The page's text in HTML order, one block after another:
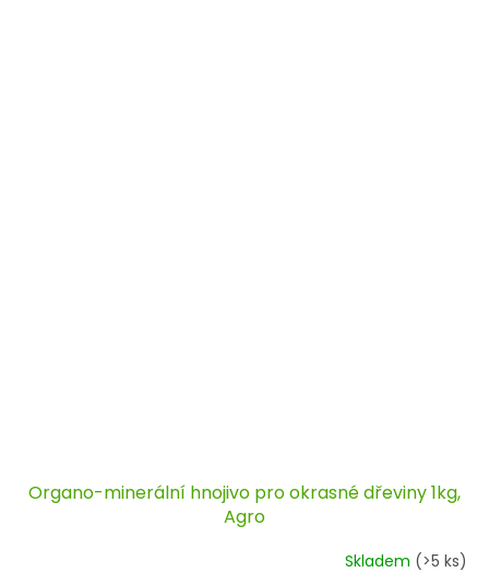
Organo-minerální hnojivo pro okrasné dřeviny 1kg,
Agro
Skladem (>5 ks)